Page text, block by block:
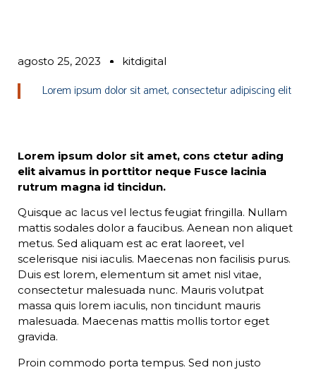
agosto 25, 2023 kitdigital
Lorem ipsum dolor sit amet, consectetur adipiscing elit
Lorem ipsum dolor sit amet, cons ctetur ading
elit aivamus in porttitor neque Fusce lacinia
rutrum magna id tincidun.
Quisque ac lacus vel lectus feugiat fringilla. Nullam
mattis sodales dolor a faucibus. Aenean non aliquet
metus. Sed aliquam est ac erat laoreet, vel
scelerisque nisi iaculis. Maecenas non facilisis purus.
Duis est lorem, elementum sit amet nisl vitae,
consectetur malesuada nunc. Mauris volutpat
massa quis lorem iaculis, non tincidunt mauris
malesuada. Maecenas mattis mollis tortor eget
gravida.
Proin commodo porta tempus. Sed non justo